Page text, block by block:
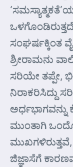
ಸಂಘರ್ಷಕ್ಕಿಂತ
ಶ್ರೀರಾಮನು
ಸರಿಯೇ ತಪ್ಪೇ,
ನಿರಾಕರಿಸಿದ್ದು
ಅರ್ಧಭಾಗವನ್ನು
ಮುಂತಾಗಿ
ಜಿಜ್ಞಾಸೆಗೆ